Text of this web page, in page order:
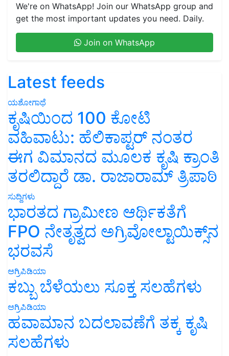
We're on WhatsApp! Join our WhatsApp group and
get the most important updates you need. Daily.
Join on WhatsApp
Latest feeds
ಯಶೋಗಾಥೆ
ಕೃಷಿಯಿಂದ 100 ಕೋಟಿ
ವಹಿವಾಟು: ಹೆಲಿಕಾಪ್ಟರ್ ನಂತರ
ಈಗ ವಿಮಾನದ ಮೂಲಕ ಕೃಷಿ ಕ್ರಾಂತಿ
ತರಲಿದ್ದಾರೆ ಡಾ. ರಾಜಾರಾಮ್ ತ್ರಿಪಾಠಿ
ಸುದ್ದಿಗಳು
ಭಾರತದ ಗ್ರಾಮೀಣ ಆರ್ಥಿಕತೆಗೆ
FPO ನೇತೃತ್ವದ ಅಗ್ರಿವೋಲ್ಟಾಯಿಕ್ಸ್‌ನ
ಭರವಸೆ
ಅಗ್ರಿಪಿಡಿಯಾ
ಕಬ್ಬು ಬೆಳೆಯಲು ಸೂಕ್ತ ಸಲಹೆಗಳು
ಅಗ್ರಿಪಿಡಿಯಾ
ಹವಾಮಾನ ಬದಲಾವಣೆಗೆ ತಕ್ಕ ಕೃಷಿ
ಸಲಹೆಗಳು